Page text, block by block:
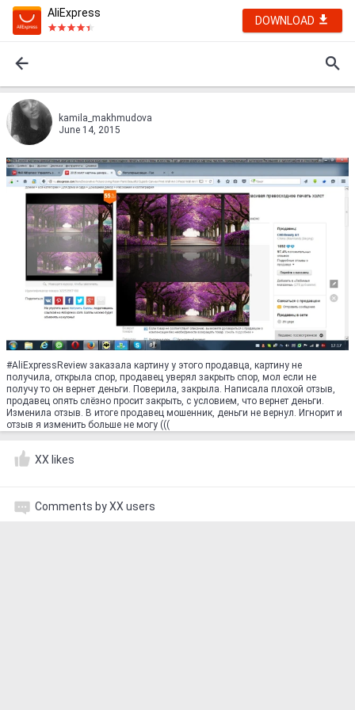
AliExpress
DOWNLOAD
kamila_makhmudova
June 14, 2015
#AliExpressReview заказала картину у этого продавца, картину не
получила, открыла спор, продавец уверял закрыть спор, мол если не
получу то он вернет деньги. Поверила, закрыла. Написала плохой отзыв,
продавец опять слёзно просит закрыть, с условием, что вернет деньги.
Изменила отзыв. В итоге продавец мошенник, деньги не вернул. Игнорит и
отзыв я изменить больше не могу (((
XX likes
Comments by XX users